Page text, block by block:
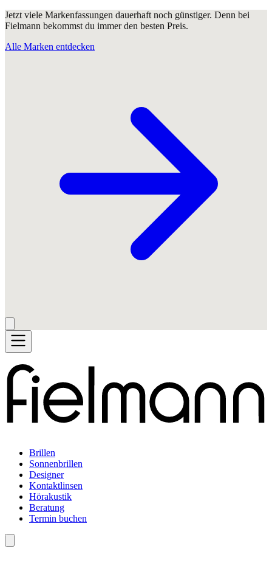
Jetzt viele Markenfassungen dauerhaft noch günstiger. Denn bei
Fielmann bekommst du immer den besten Preis.
Alle Marken entdecken
Brillen
Sonnenbrillen
Designer
Kontaktlinsen
Hörakustik
Beratung
Termin buchen